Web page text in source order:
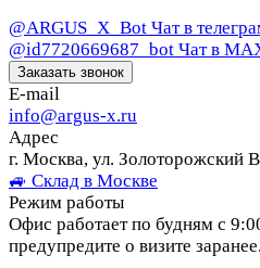
@ARGUS_X_Bot Чат в
@id7720669687_bot Чат в
Заказать звонок
E-mail
info@argus-x.ru
Адрес
г. Москва, ул. Золоторожский
🚙 Склад в Москве
Режим работы
Офис работает по будням с
предупредите о визите заранее.